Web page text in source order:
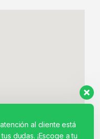
al cliente está
dudas. ¡Escoge a tu